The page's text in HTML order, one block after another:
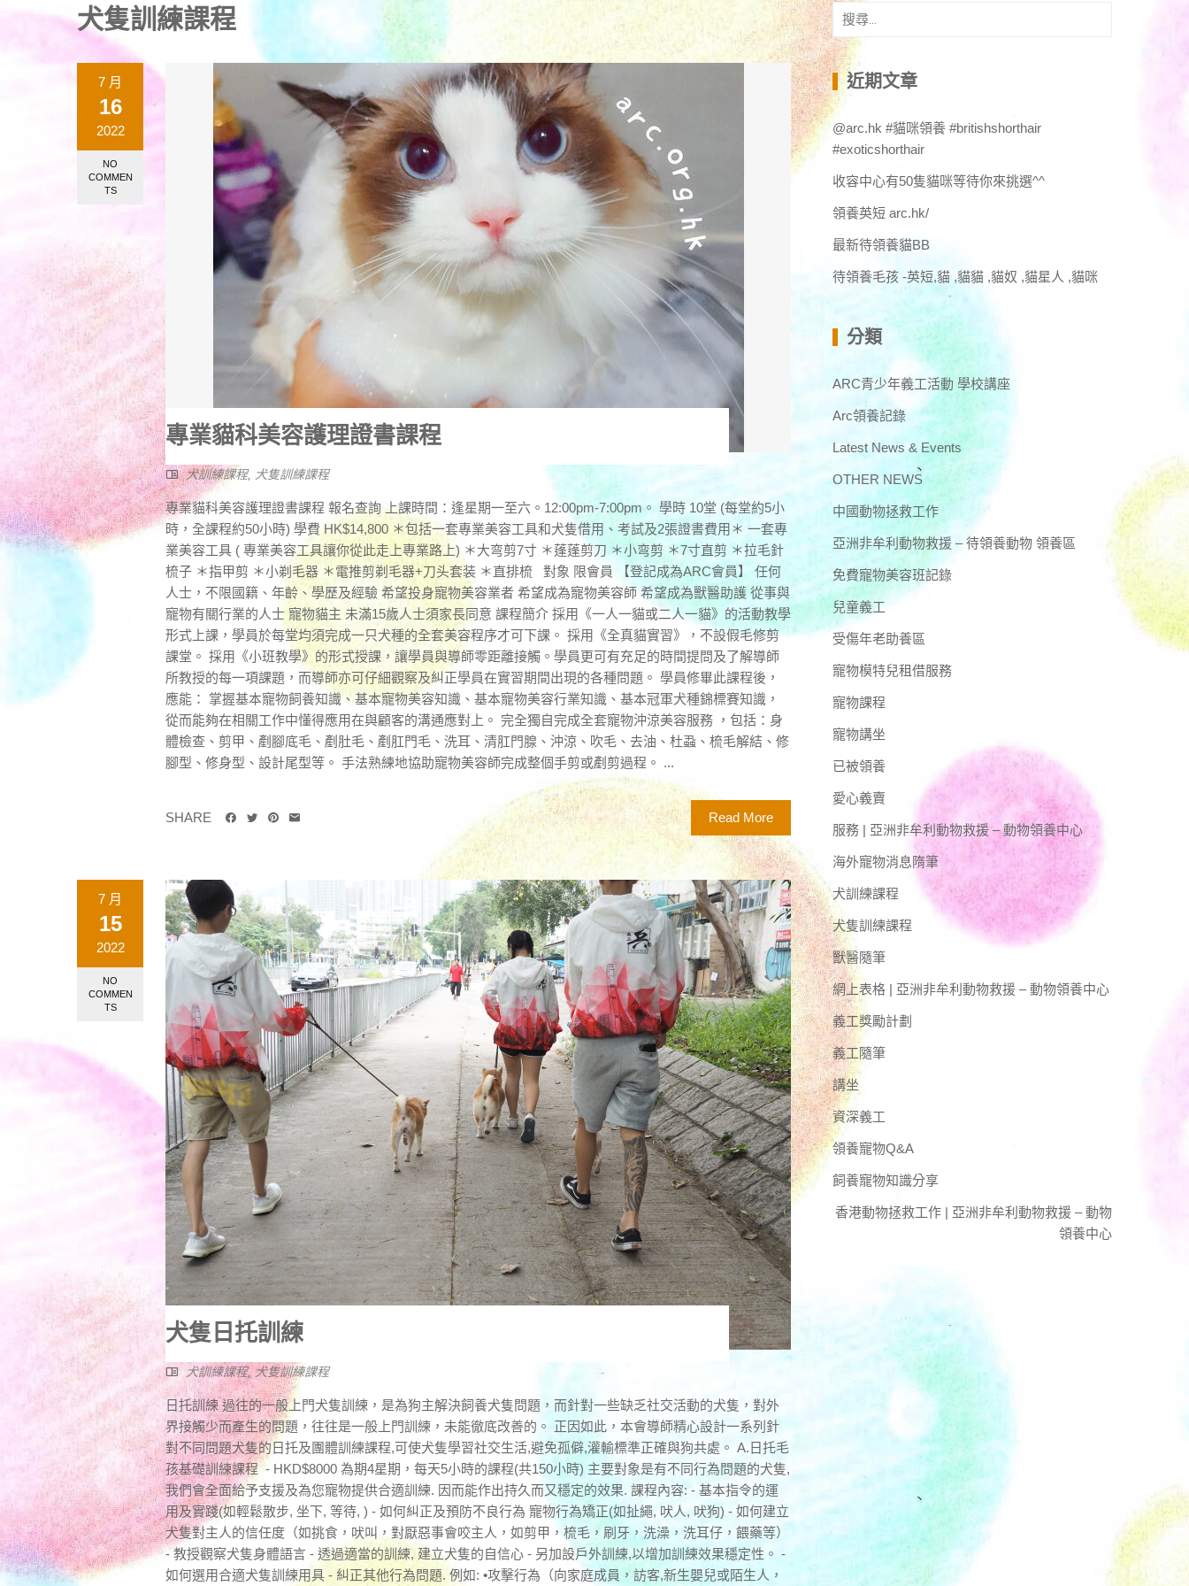
犬隻訓練課程
7 月
16
2022
NO
COMMEN
TS
專業貓科美容護理證書課程
犬訓練課程, 犬隻訓練課程
專業貓科美容護理證書課程 報名查詢 上課時間：逢星期一至六。12:00pm-7:00pm。 學時 10堂 (每堂約5小
時，全課程約50小時) 學費 HK$14,800 ＊包括一套專業美容工具和犬隻借用、考試及2張證書費用＊ 一套專
業美容工具 ( 專業美容工具讓你從此走上專業路上) ＊大弯剪7寸 ＊蓬蓬剪刀 ＊小弯剪 ＊7寸直剪 ＊拉毛針
梳子 ＊指甲剪 ＊小剃毛器 ＊電推剪剃毛器+刀头套装 ＊直排梳 對象 限會員 【登記成為ARC會員】 任何
人士，不限國籍、年齡、學歷及經驗 希望投身寵物美容業者 希望成為寵物美容師 希望成為獸醫助護 從事與
寵物有關行業的人士 寵物貓主 未滿15歲人士須家長同意 課程簡介 採用《一人一貓或二人一貓》的活動教學
形式上課，學員於每堂均須完成一只犬種的全套美容程序才可下課。 採用《全真貓實習》，不設假毛修剪
課堂。 採用《小班教學》的形式授課，讓學員與導師零距離接觸。學員更可有充足的時間提問及了解導師
所教授的每一項課題，而導師亦可仔細觀察及糾正學員在實習期間出現的各種問題。 學員修畢此課程後，
應能： 掌握基本寵物飼養知識、基本寵物美容知識、基本寵物美容行業知識、基本冠軍犬種錦標賽知識，
從而能夠在相關工作中懂得應用在與顧客的溝通應對上。 完全獨自完成全套寵物沖涼美容服務 ，包括：身
體檢查、剪甲、剷腳底毛、剷肚毛、剷肛門毛、洗耳、清肛門腺、沖涼、吹毛、去油、杜蝨、梳毛解結、修
腳型、修身型、設計尾型等。 手法熟練地協助寵物美容師完成整個手剪或剷剪過程。 ...
Read More
SHARE
7 月
15
2022
NO
COMMEN
TS
犬隻日托訓練
犬訓練課程,犬隻訓練課程
日托訓練 過往的一般上門犬隻訓練，是為狗主解決飼養犬隻問題，而針對一些缺乏社交活動的犬隻，對外
界接觸少而產生的問題，往往是一般上門訓練，未能徹底改善的。 正因如此，本會導師精心設計一系列針
對不同問題犬隻的日托及團體訓練課程,可使犬隻學習社交生活,避免孤僻,灌輸標準正確與狗共處。 A.日托毛
孩基礎訓練課程 - HKD$8000 為期4星期，每天5小時的課程(共150小時) 主要對象是有不同行為問題的犬隻,
我們會全面給予支援及為您寵物提供合適訓練. 因而能作出持久而又穩定的效果. 課程內容: - 基本指令的運
用及實踐(如輕鬆散步, 坐下, 等待, ) - 如何糾正及預防不良行為 寵物行為矯正(如扯繩, 吠人, 吠狗) - 如何建立
犬隻對主人的信任度（如挑食，吠叫，對厭惡事會咬主人，如剪甲，梳毛，刷牙，洗澡，洗耳仔，餵藥等）
- 教授觀察犬隻身體語言 - 透過適當的訓練, 建立犬隻的自信心 - 另加設戶外訓練,以增加訓練效果穩定性。 -
如何選用合適犬隻訓練用具 - 糾正其他行為問題. 例如: •攻擊行為（向家庭成員，訪客,新生嬰兒或陌生人，
搜
尋
關
鍵
字:
近期文章
@arc.hk #貓咪領養 #britishshorthair
#exoticshorthair
收容中心有50隻貓咪等待你來挑選^^
領養英短 arc.hk/
最新待領養貓BB
待領養毛孩 -英短,貓 ,貓貓 ,貓奴 ,貓星人 ,貓咪
分類
ARC青少年義工活動 學校講座
Arc領養記錄
Latest News & Events
OTHER NEWS
中國動物拯救工作
亞洲非牟利動物救援 – 待領養動物 領養區
免費寵物美容班記錄
兒童義工
受傷年老助養區
寵物模特兒租借服務
寵物課程
寵物講坐
已被領養
愛心義賣
服務 | 亞洲非牟利動物救援 – 動物領養中心
海外寵物消息隋筆
犬訓練課程
犬隻訓練課程
獸醫隨筆
網上表格 | 亞洲非牟利動物救援 – 動物領養中心
義工獎勵計劃
義工隨筆
講坐
資深義工
領養寵物Q&A
飼養寵物知識分享
香港動物拯救工作 | 亞洲非牟利動物救援 – 動物
領養中心